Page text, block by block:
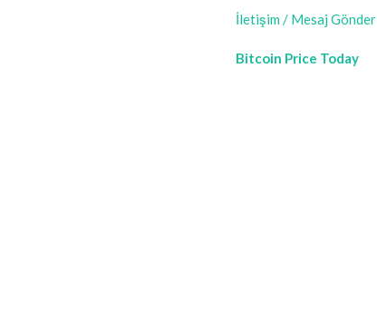
İletişim / Mesaj Gönder
Bitcoin Price Today